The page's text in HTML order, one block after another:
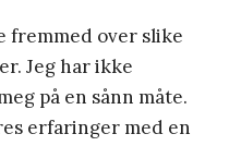
fremmed over slike
Jeg har ikke
på en sånn måte.
erfaringer med en